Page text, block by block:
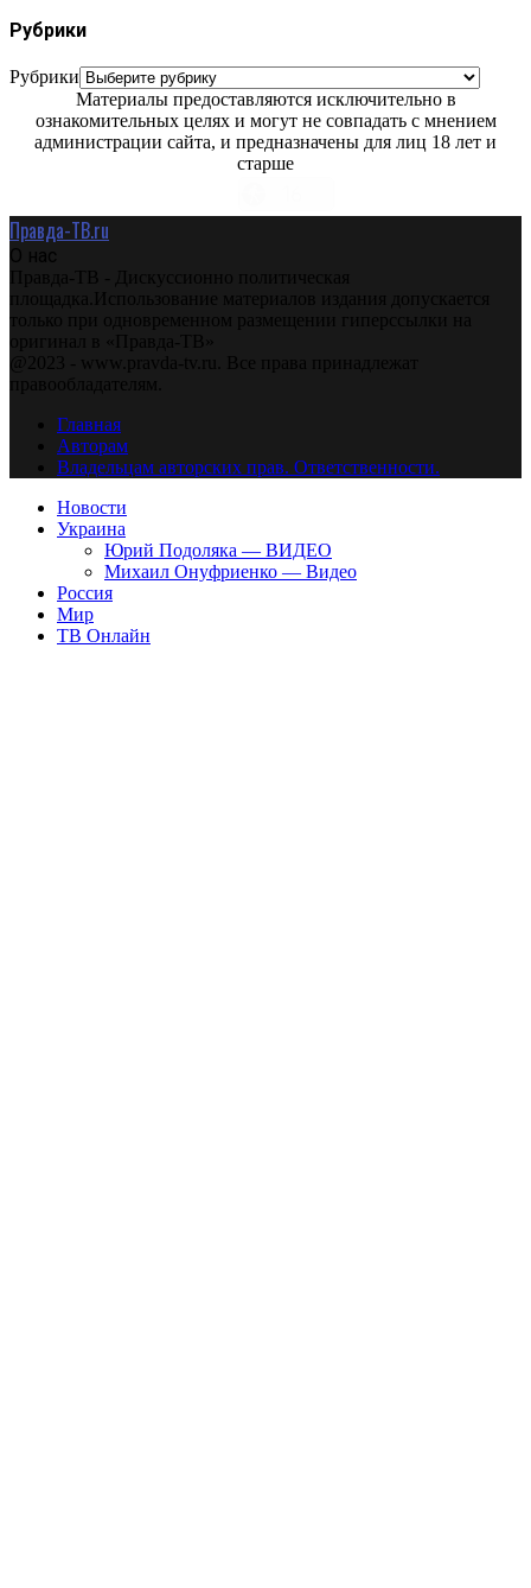
Рубрики
Рубрики
Материалы предоставляются исключительно в
ознакомительных целях и могут не совпадать с мнением
администрации сайта, и предназначены для лиц 18 лет и
старше
Правда-ТВ.ru
О нас
Правда-ТВ - Дискуссионно политическая
площадка.Использование материалов издания допускается
только при одновременном размещении гиперссылки на
оригинал в «Правда-ТВ»
@2023 - www.pravda-tv.ru. Все права принадлежат
правообладателям.
Главная
Авторам
Владельцам авторских прав. Ответственности.
Новости
Украина
Юрий Подоляка — ВИДЕО
Михаил Онуфриенко — Видео
Россия
Мир
ТВ Онлайн